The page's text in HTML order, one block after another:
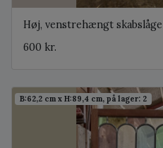
Høj, venstrehængt skabslåge
600 kr.
B:62,2 cm x H:89,4 cm, på lager: 2